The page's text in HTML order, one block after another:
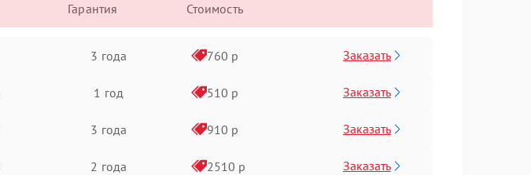
Гарантия Стоимость
3 года 760 р Заказать
1 год 510 р Заказать
3 года 910 р Заказать
2 года 2510 р Заказать